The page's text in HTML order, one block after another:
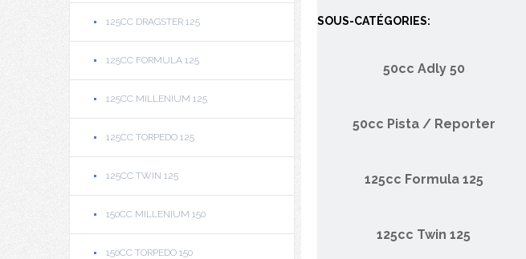
125CC DRAGSTER 125
125CC FORMULA 125
125CC MILLENIUM 125
125CC TORPEDO 125
125CC TWIN 125
150CC MILLENIUM 150
150CC TORPEDO 150
SOUS-CATÉGORIES:
50cc Adly 50
50cc Pista / Reporter
125cc Formula 125
125cc Twin 125